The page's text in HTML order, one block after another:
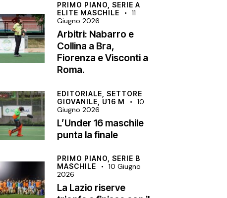
PRIMO PIANO,SERIE A
ELITE MASCHILE
11
Giugno 2026
Arbitri: Nabarro e
Collina a Bra,
Fiorenza e Visconti a
Roma.
EDITORIALE,SETTORE
GIOVANILE, U16 M
10
Giugno 2026
L’Under 16 maschile
punta la finale
PRIMO PIANO,SERIE B
MASCHILE
10 Giugno
2026
La Lazio riserve